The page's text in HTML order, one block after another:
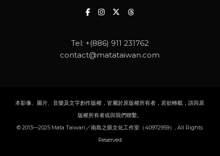
Tel: +(886) 911 231762
contact@matataiwan.com
本影像、圖片、音樂及文字創作版權，皆屬於原版權所有者，若欲轉載，請與原
版權所有者或與我們聯繫。
© 2013—2025 Mata Taiwan／南島之眼文化工作室（40972959）, All Rights
Reserved